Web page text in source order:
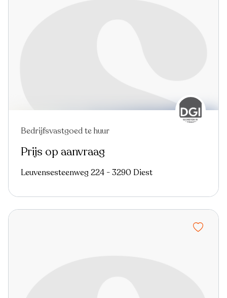
Bedrijfsvastgoed te huur
Prijs op aanvraag
Leuvensesteenweg 224 - 3290 Diest